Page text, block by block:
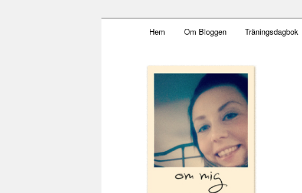
Militärmamman
Skip to primary content
Hem Om Bloggen Träningsdagbok